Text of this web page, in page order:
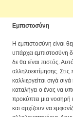
Εμπιστοσύνη
Η εμπιστοσύνη είναι
υπάρχει εμπιστοσύνη
δε θα είναι πιστός.
αλληλοεκτίμησης.
καλλιεργείται σιγά
καταλήγει ο ένας να
προκύπτει μια
και αρχίζουν να